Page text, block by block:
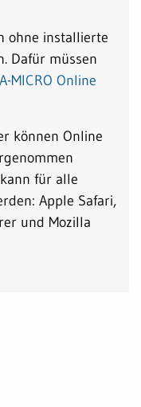
ohne installierte
Dafür müssen
MICRO Online
können Online
kann für alle
Apple Safari,
und Mozilla